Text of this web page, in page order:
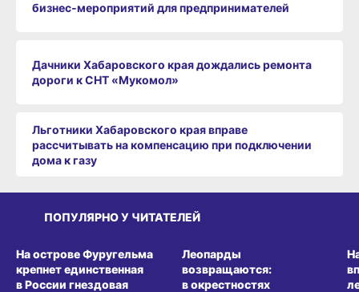
бизнес‑мероприятий для предпринимателей
Дачники Хабаровского края дождались ремонта
дороги к СНТ «Мукомол»
Льготники Хабаровского края вправе
рассчитывать на компенсацию при подключении
дома к газу
ПОПУЛЯРНО У ЧИТАТЕЛЕЙ
На острове Фуругельма
крепнет единственная
в России гнездовая
Леопарды
возвращаются:
в окрестностях